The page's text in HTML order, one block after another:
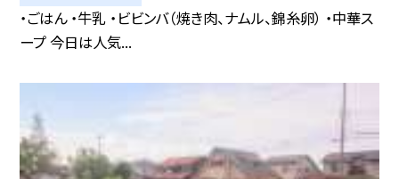
・ごはん ・牛乳 ・ビビンバ（焼き肉、ナムル、錦糸卵） ・中華ス
ープ 今日は人気...